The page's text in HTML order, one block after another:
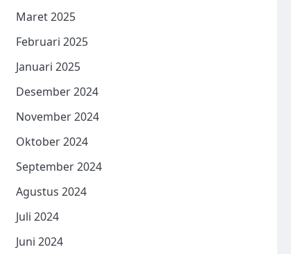
Maret 2025
Februari 2025
Januari 2025
Desember 2024
November 2024
Oktober 2024
September 2024
Agustus 2024
Juli 2024
Juni 2024